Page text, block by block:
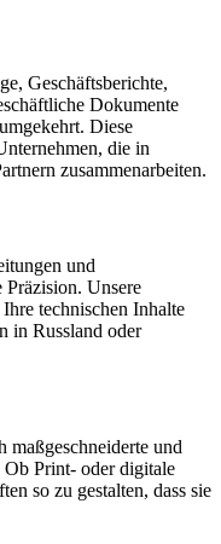
Geschäftsberichte,
Dokumente
Diese
die in
zusammenarbeiten.
und
Unsere
technischen Inhalte
in Russland oder
maßgeschneiderte und
Ob Print- oder digitale
so zu gestalten, dass sie